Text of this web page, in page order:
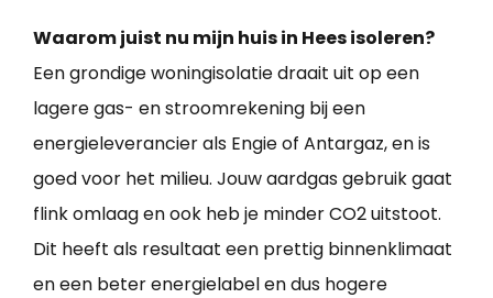
Waarom juist nu mijn huis in Hees isoleren?
Een grondige woningisolatie draait uit op een
lagere gas- en stroomrekening bij een
energieleverancier als Engie of Antargaz, en is
goed voor het milieu. Jouw aardgas gebruik gaat
flink omlaag en ook heb je minder CO2 uitstoot.
Dit heeft als resultaat een prettig binnenklimaat
en een beter energielabel en dus hogere